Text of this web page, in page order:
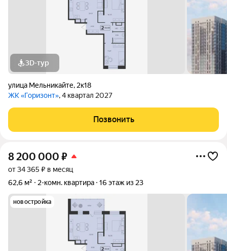
3D-тур
улица Мельникайте, 2к18
ЖК «Горизонт», 4 квартал 2027
Позвонить
8 200 000 ₽
от 34 365 ₽ в месяц
62,6 м²
2-комн. квартира 16 этаж из 23
новостройка